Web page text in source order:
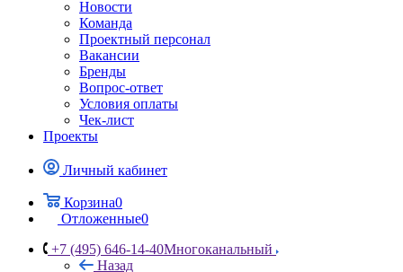
Новости
Команда
Проектный персонал
Вакансии
Бренды
Вопрос-ответ
Условия оплаты
Чек-лист
Проекты
Личный кабинет
Корзина0
Отложенные0
+7 (495) 646-14-40Многоканальный
Назад